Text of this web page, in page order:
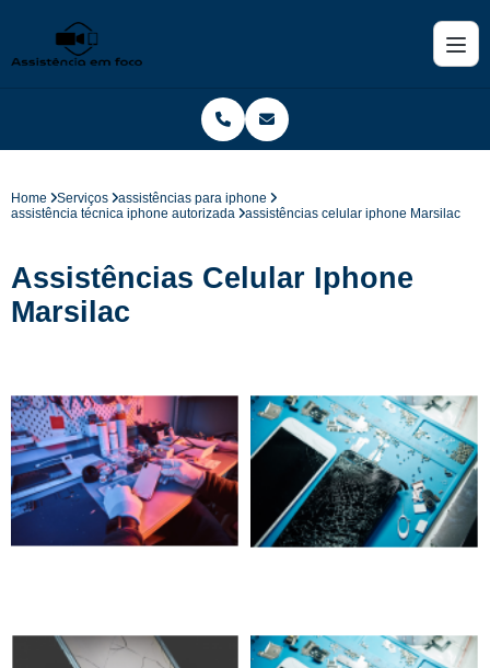
Home Serviços
assistências para iphone
assistência técnica iphone autorizada
assistências celular iphone Marsilac
Assistências Celular Iphone
Marsilac